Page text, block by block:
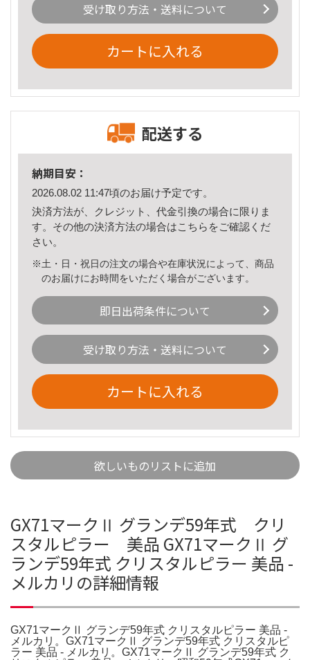
受け取り方法・送料について
カートに入れる
配送する
納期目安：
2026.08.02 11:47頃のお届け予定です。
決済方法が、クレジット、代金引換の場合に限りま
す。その他の決済方法の場合はこちら をご確認くだ
さい。
※土・日・祝日の注文の場合や在庫状況によって、商品
のお届けにお時間をいただく場合がございます。
即日出荷条件について
受け取り方法・送料について
カートに入れる
欲しいものリストに追加
GX71マークⅡ グランデ59年式 クリ
スタルピラー 美品 GX71マークⅡ グ
ランデ59年式 クリスタルピラー 美品 -
メルカリの詳細情報
GX71マークⅡ グランデ59年式 クリスタルピラー 美品 -
メルカリ。GX71マークⅡ グランデ59年式 クリスタルピ
ラー 美品 - メルカリ。GX71マークⅡ グランデ59年式 ク